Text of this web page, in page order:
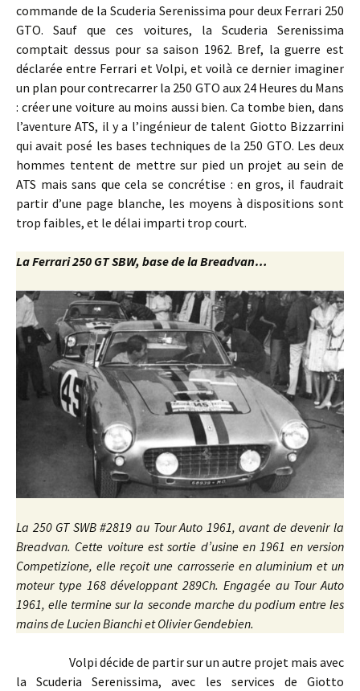
commande de la Scuderia Serenissima pour deux Ferrari 250
GTO. Sauf que ces voitures, la Scuderia Serenissima
comptait dessus pour sa saison 1962. Bref, la guerre est
déclarée entre Ferrari et Volpi, et voilà ce dernier imaginer
un plan pour contrecarrer la 250 GTO aux 24 Heures du Mans
: créer une voiture au moins aussi bien. Ca tombe bien, dans
l’aventure ATS, il y a l’ingénieur de talent Giotto Bizzarrini
qui avait posé les bases techniques de la 250 GTO. Les deux
hommes tentent de mettre sur pied un projet au sein de
ATS mais sans que cela se concrétise : en gros, il faudrait
partir d’une page blanche, les moyens à dispositions sont
trop faibles, et le délai imparti trop court.
La Ferrari 250 GT SBW, base de la Breadvan…
La 250 GT SWB #2819 au Tour Auto 1961, avant de devenir la
Breadvan. Cette voiture est sortie d’usine en 1961 en version
Competizione, elle reçoit une carrosserie en aluminium et un
moteur type 168 développant 289Ch. Engagée au Tour Auto
1961, elle termine sur la seconde marche du podium entre les
mains de Lucien Bianchi et Olivier Gendebien.
Volpi décide de partir sur un autre projet mais avec
la Scuderia Serenissima, avec les services de Giotto